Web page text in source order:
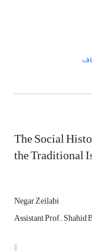
The Social
the Traditional
Negar Zeilabi
Assistant Prof.,